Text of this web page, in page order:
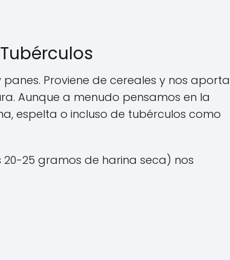
Proviene de cereales y nos aporta
Aunque a menudo pensamos en la
espelta o incluso de tubérculos como
25 gramos de harina seca) nos